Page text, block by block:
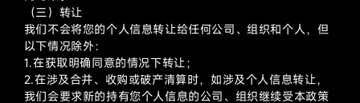
（三）转让
我们不会将您的个人信息转让给任何公司、组织和个人，但
以下情况除外：
1.在获取明确同意的情况下转让；
2.在涉及合并、收购或破产清算时，如涉及个人信息转让，
我们会要求新的持有您个人信息的公司、组织继续受本政策